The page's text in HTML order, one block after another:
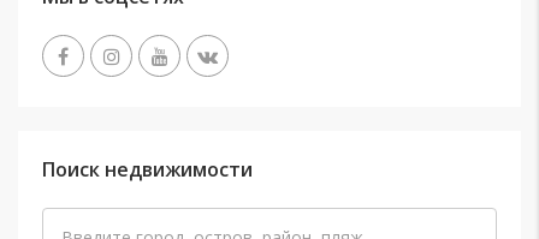
Поиск недвижимости